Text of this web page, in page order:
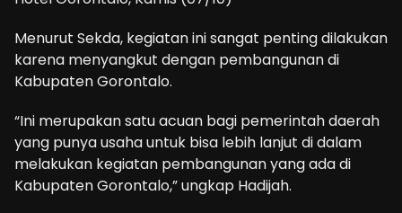
Menurut Sekda, kegiatan ini sangat penting dilakukan
karena menyangkut dengan pembangunan di
Kabupaten Gorontalo.
“Ini merupakan satu acuan bagi pemerintah daerah
yang punya usaha untuk bisa lebih lanjut di dalam
melakukan kegiatan pembangunan yang ada di
Kabupaten Gorontalo,” ungkap Hadijah.